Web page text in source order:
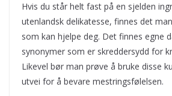
Hvis du står helt fast på en sjelden
utenlandsk delikatesse, finnes det
som kan hjelpe deg. Det finnes egne
synonymer som er skreddersydd for
Likevel bør man prøve å bruke disse
utvei for å bevare mestringsfølelsen.